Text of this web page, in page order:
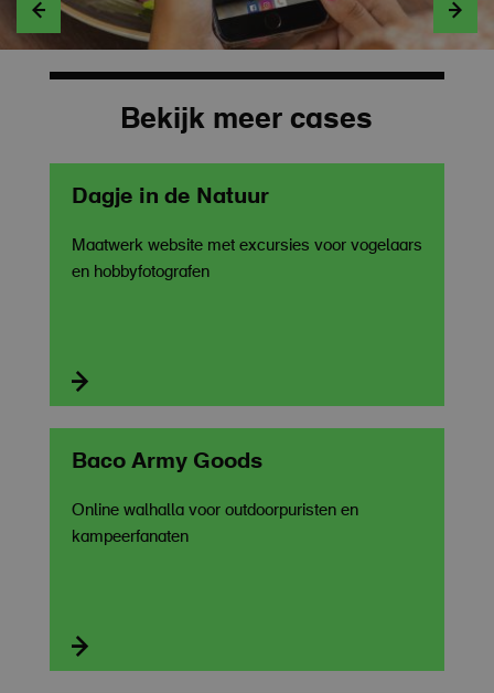
 
Bekijk meer cases
Dagje in de Natuur
Maatwerk website met excursies voor vogelaars
en hobbyfotografen

Baco Army Goods
Online walhalla voor outdoorpuristen en
kampeerfanaten
